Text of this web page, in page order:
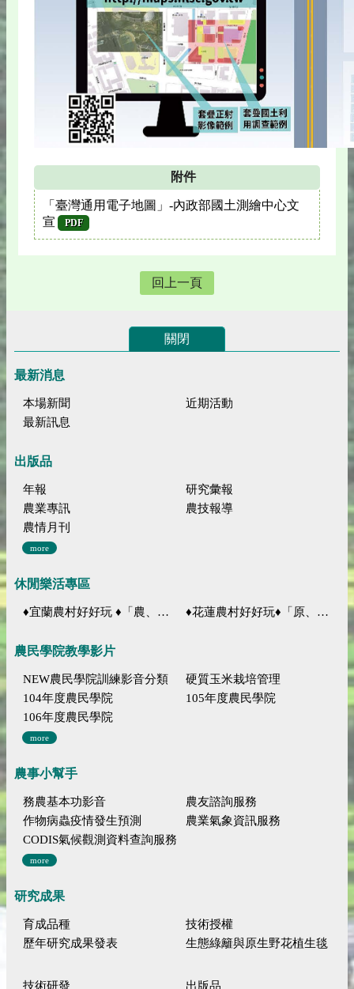
附件
「臺灣通用電子地圖」-內政部國土測繪中心文
宣
PDF
回上一頁
關閉
最新消息
本場新聞
近期活動
最新訊息
出版品
年報
研究彙報
農業專訊
農技報導
農情月刊
more
休閒樂活專區
♦宜蘭農村好好玩 ♦「農、藝、山、水」四條遊程推薦 ♦花蓮農村好好玩♦「原、生、慢、活」四條遊程推薦
農民學院教學影片
NEW農民學院訓練影音分類
硬質玉米栽培管理
104年度農民學院
105年度農民學院
106年度農民學院
more
農事小幫手
務農基本功影音
農友諮詢服務
作物病蟲疫情發生預測
農業氣象資訊服務
CODIS氣候觀測資料查詢服務
more
研究成果
育成品種
技術授權
歷年研究成果發表
生態綠籬與原生野花植生毯
技術研發 出版品